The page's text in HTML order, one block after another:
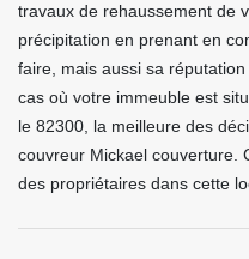
travaux de rehaussement de
précipitation en prenant en
faire, mais aussi sa
cas où votre immeuble est
le 82300, la meilleure des
couvreur Mickael couverture.
des propriétaires dans cette